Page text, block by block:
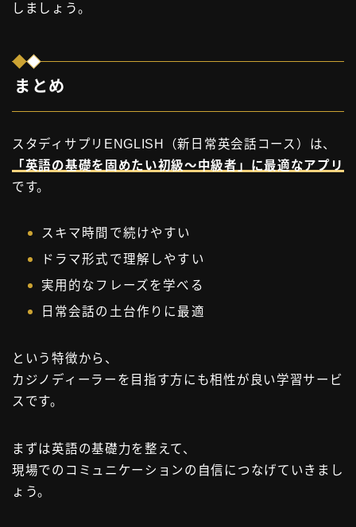
しましょう。
まとめ
スタディサプリENGLISH（新日常英会話コース）は、
「英語の基礎を固めたい初級〜中級者」に最適なアプリ
です。
スキマ時間で続けやすい
ドラマ形式で理解しやすい
実用的なフレーズを学べる
日常会話の土台作りに最適
という特徴から、
カジノディーラーを目指す方にも相性が良い学習サービ
スです。
まずは英語の基礎力を整えて、
現場でのコミュニケーションの自信につなげていきまし
ょう。